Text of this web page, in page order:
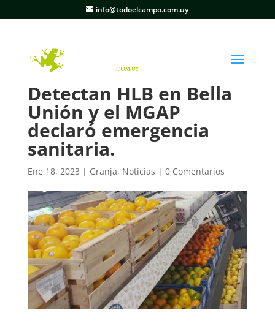
info@todoelcampo.com.uy
Detectan HLB en Bella
Unión y el MGAP
declaró emergencia
sanitaria.
Ene 18, 2023 | Granja, Noticias | 0 Comentarios